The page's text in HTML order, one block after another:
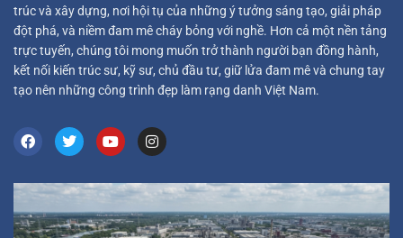
trúc và xây dựng, nơi hội tụ của những ý tưởng sáng tạo, giải pháp
đột phá, và niềm đam mê cháy bỏng với nghề. Hơn cả một nền tảng
trực tuyến, chúng tôi mong muốn trở thành người bạn đồng hành,
kết nối kiến trúc sư, kỹ sư, chủ đầu tư, giữ lửa đam mê và chung tay
tạo nên những công trình đẹp làm rạng danh Việt Nam.